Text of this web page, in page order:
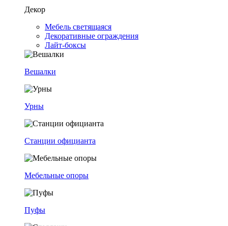
Декор
Мебель светящаяся
Декоративные ограждения
Лайт-боксы
Вешалки
Урны
Станции официанта
Мебельные опоры
Пуфы